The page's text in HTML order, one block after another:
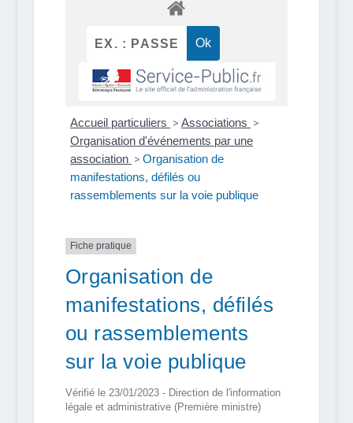
Accueil particuliers > Associations >
Organisation d'événements par une
association > Organisation de
manifestations, défilés ou
rassemblements sur la voie publique
Fiche pratique
Organisation de
manifestations, défilés
ou rassemblements
sur la voie publique
Vérifié le 23/01/2023 - Direction de l'information
légale et administrative (Première ministre)